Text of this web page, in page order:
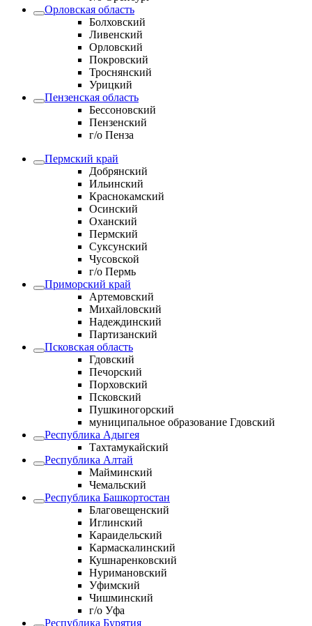
Орловская область
Болховский
Ливенский
Орловский
Покровский
Троснянский
Урицкий
Пензенская область
Бессоновский
Пензенский
г/о Пенза
Пермский край
Добрянский
Ильинский
Краснокамский
Осинский
Оханский
Пермский
Суксунский
Чусовской
г/о Пермь
Приморский край
Артемовский
Михайловский
Надеждинский
Партизанский
Псковская область
Гдовский
Печорский
Порховский
Псковский
Пушкиногорский
муниципальное образование Гдовский
Республика Адыгея
Тахтамукайский
Республика Алтай
Майминский
Чемальский
Республика Башкортостан
Благовещенский
Иглинский
Караидельский
Кармаскалинский
Кушнаренковский
Нуримановский
Уфимский
Чишминский
г/о Уфа
Республика Бурятия